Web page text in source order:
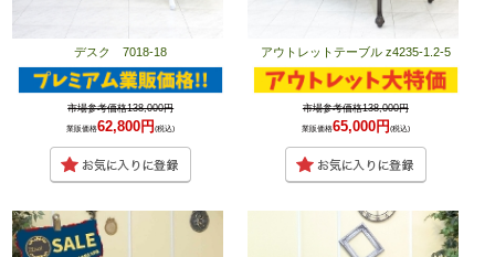
デスク 7018-18
市場参考価格138,000円
業販価格62,800円(税込)
アウトレットテーブル z4235-1.2-5
市場参考価格138,000円
業販価格65,000円 (税込)